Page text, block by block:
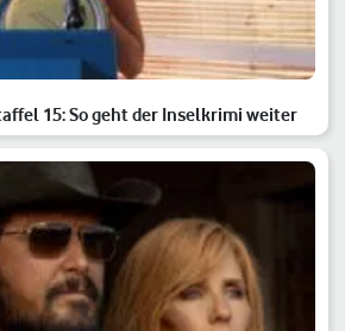
15: So geht der Inselkrimi weiter